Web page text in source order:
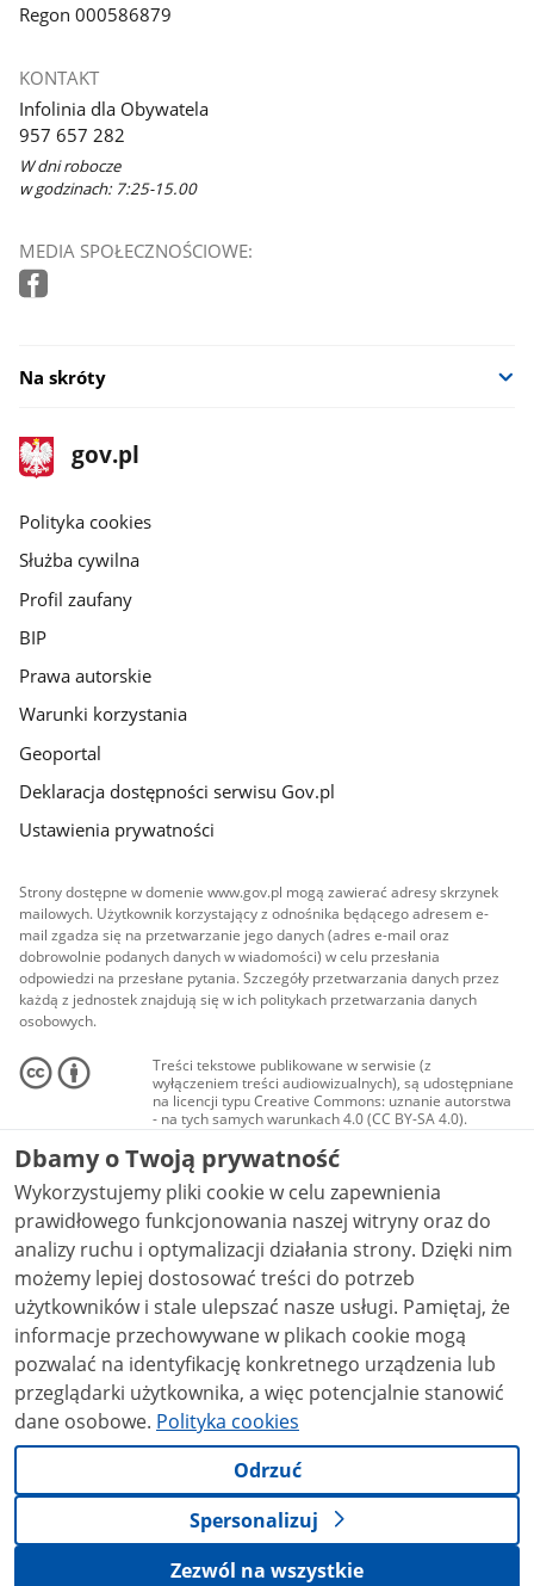
Regon 000586879
KONTAKT
Infolinia dla Obywatela
957 657 282
W dni robocze
w godzinach: 7:25-15.00
MEDIA SPOŁECZNOŚCIOWE:
Na skróty
stopka
gov.pl
Strona
gov.pl
gov.pl
Polityka cookies
Służba cywilna
Profil zaufany
BIP
Prawa autorskie
Warunki korzystania
Geoportal
Deklaracja dostępności serwisu Gov.pl
Ustawienia prywatności
Strony dostępne w domenie www.gov.pl mogą zawierać adresy skrzynek
mailowych. Użytkownik korzystający z odnośnika będącego adresem e-
mail zgadza się na przetwarzanie jego danych (adres e-mail oraz
dobrowolnie podanych danych w wiadomości) w celu przesłania
odpowiedzi na przesłane pytania. Szczegóły przetwarzania danych przez
każdą z jednostek znajdują się w ich politykach przetwarzania danych
osobowych.
Treści tekstowe publikowane w serwisie (z
wyłączeniem treści audiowizualnych), są udostępniane
na licencji typu Creative Commons: uznanie autorstwa
- na tych samych warunkach 4.0 (CC BY-SA 4.0).
Materiały audiowizualne, w tym zdjęcia, materiały
audio i wideo, są udostępniane na licencji typu
Creative Commons: uznanie autorstwa użycie
niekomercyjne - bez utworów zależnych 4.0 (CC BY-
NC-ND 4.0), o ile nie jest to stwierdzone inaczej.
Dbamy o Twoją prywatność
Wykorzystujemy pliki cookie w celu zapewnienia
prawidłowego funkcjonowania naszej witryny oraz do
analizy ruchu i optymalizacji działania strony. Dzięki nim
możemy lepiej dostosować treści do potrzeb
użytkowników i stale ulepszać nasze usługi. Pamiętaj, że
informacje przechowywane w plikach cookie mogą
pozwalać na identyfikację konkretnego urządzenia lub
przeglądarki użytkownika, a więc potencjalnie stanowić
dane osobowe. Polityka cookies
Odrzuć
Spersonalizuj
Zezwól na wszystkie